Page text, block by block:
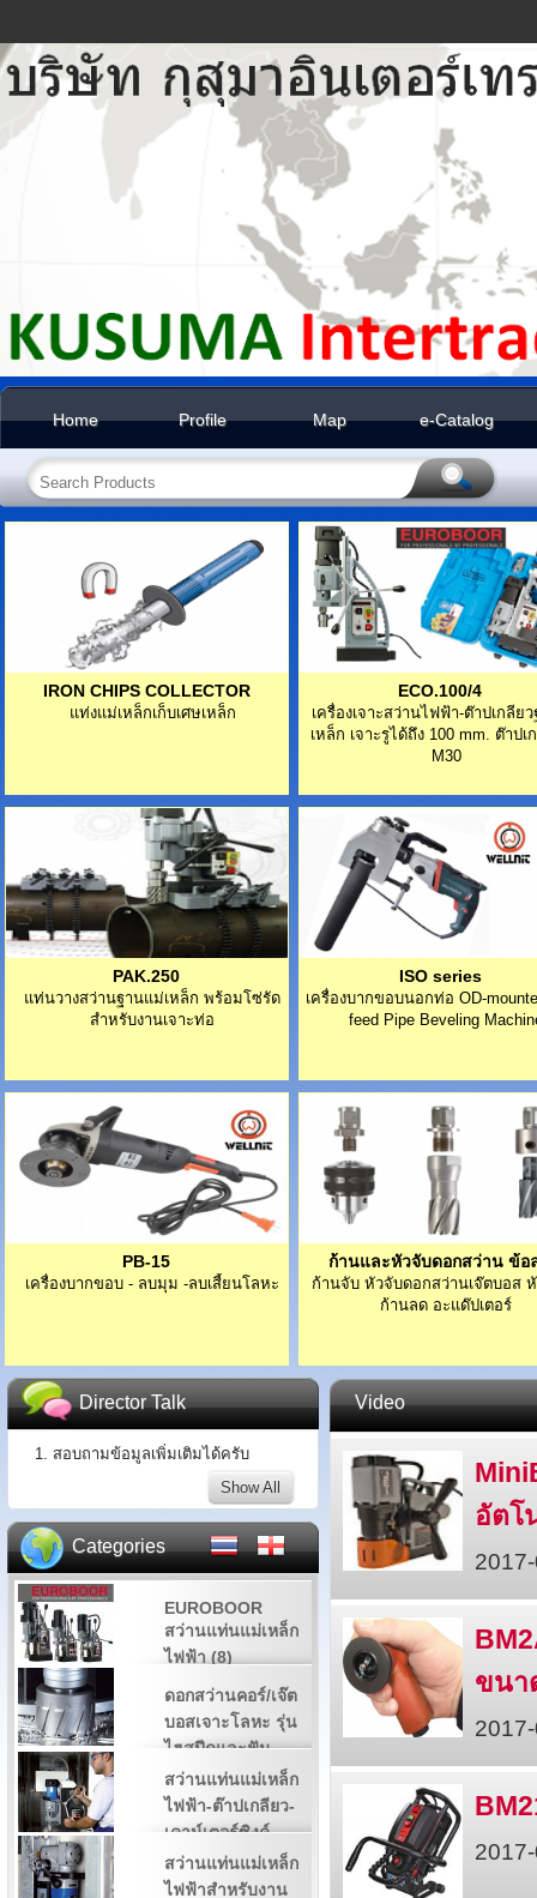
Home Profile Map e-Catalog
IRON CHIPS COLLECTOR
แท่งแม่เหล็กเก็บเศษเหล็ก
ECO.100/4
เครื่องเจาะสว่านไฟฟ้า-ต๊าปเกลีย
เหล็ก เจาะรูได้ถึง 100 mm. ต๊าปเ
M30
PAK.250
แท่นวางสว่านฐานแม่เหล็ก พร้อมโซ่รัด
สำหรับงานเจาะท่อ
ISO series
เครื่องบากขอบนอกท่อ OD-
feed Pipe Beveling
PB-15
เครื่องบากขอบ - ลบมุม -ลบเสี้ยนโลหะ
ก้านและหัวจับดอกสว่าน ข้อ
ก้านจับ หัวจับดอกสว่านเจ๊ตบอส
ก้านลด อะแด๊ปเตอร์
Video
อัตโ
ขนา
Director Talk
1. สอบถามข้อมูลเพิ่มเติมได้ครับ
Show All
Categories
EUROBOOR
สว่านแท่นแม่เหล็ก
ไฟฟ้า (8)
ดอกสว่านคอร์/เจ๊ต
บอสเจาะโลหะ รุ่น
ไฮสปีดและฟัน
คาร์ไบด์ (3)
สว่านแท่นแม่เหล็ก
ไฟฟ้า-ต๊าปเกลียว-
เคาน์เตอร์ซิงค์-
กว้านรูหัวน๊อต (2)
สว่านแท่นแม่เหล็ก
ไฟฟ้าสำหรับงาน